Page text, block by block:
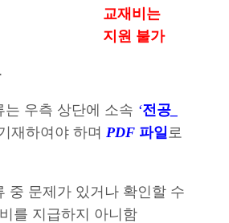
교재비는
지원 불가
는 우측 상단에 소속 ‘전공_
재하여야 하며 PDF 파일로
중 문제가 있거나 확인할 수
를 지급하지 아니함